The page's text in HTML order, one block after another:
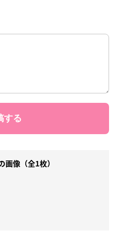
画像（全1枚）